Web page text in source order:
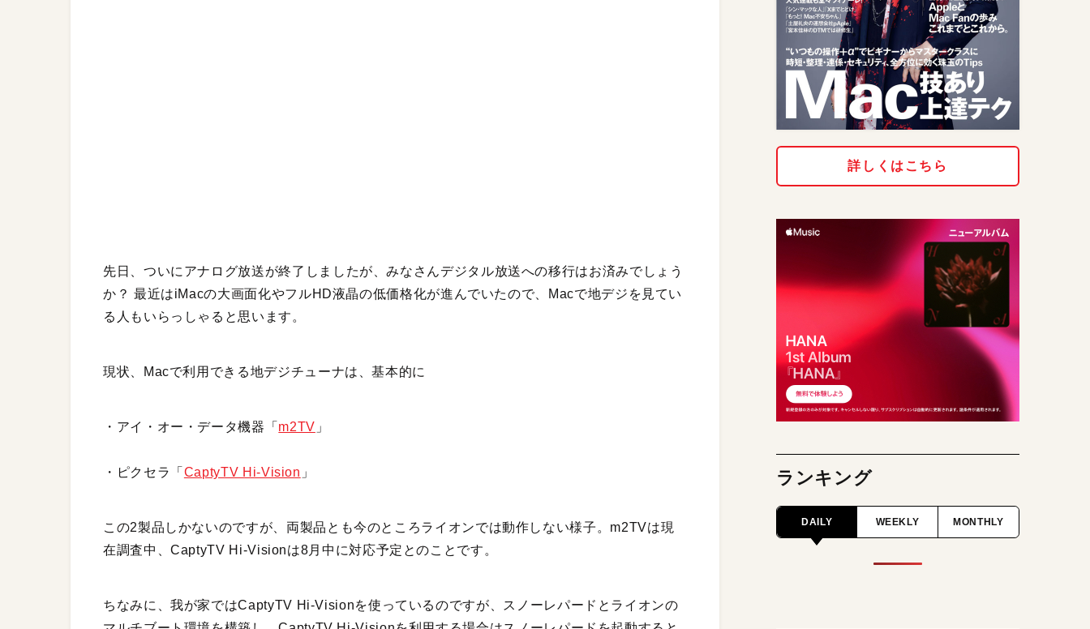
先日、ついにアナログ放送が終了しましたが、みなさんデジタル放送への移行はお済みでしょう
か？ 最近はiMacの大画面化やフルHD液晶の低価格化が進んでいたので、Macで地デジを見てい
る人もいらっしゃると思います。
現状、Macで利用できる地デジチューナは、基本的に
・アイ・オー・データ機器「 m2TV 」
・ピクセラ「 CaptyTV Hi-Vision 」
この2製品しかないのですが、両製品とも今のところライオンでは動作しない様子。m2TVは現
在調査中、CaptyTV Hi-Visionは8月中に対応予定とのことです。
ちなみに、我が家ではCaptyTV Hi-Visionを使っているのですが、スノーレパードとライオンの
詳しくはこちら
ランキング
DAILY WEEKLY MONTHLY